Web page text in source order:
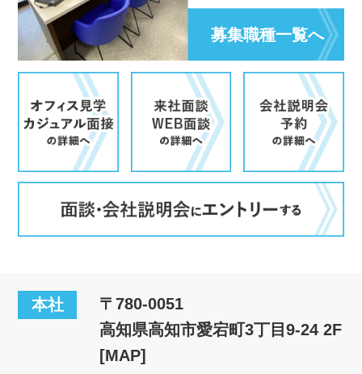
募集職種一覧へ
本社
〒780-0051
高知県高知市愛宕町3丁目9-24 2F
[MAP]